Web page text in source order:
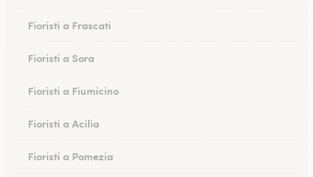
Fioristi a Frascati
Fioristi a Sora
Fioristi a Fiumicino
Fioristi a Acilia
Fioristi a Pomezia